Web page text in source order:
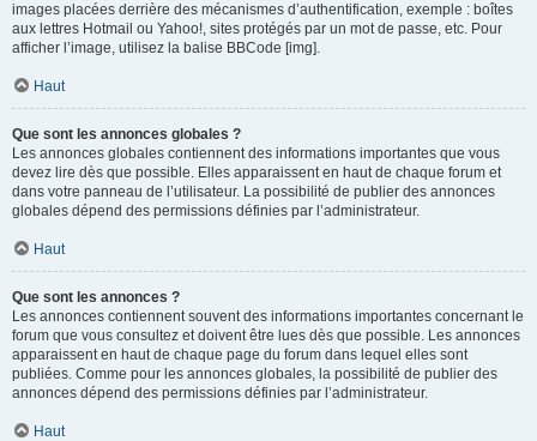
images placées derrière des mécanismes d’authentification, exemple : boîtes
aux lettres Hotmail ou Yahoo!, sites protégés par un mot de passe, etc. Pour
afficher l’image, utilisez la balise BBCode [img].
Haut
Que sont les annonces globales ?
Les annonces globales contiennent des informations importantes que vous
devez lire dès que possible. Elles apparaissent en haut de chaque forum et
dans votre panneau de l’utilisateur. La possibilité de publier des annonces
globales dépend des permissions définies par l’administrateur.
Haut
Que sont les annonces ?
Les annonces contiennent souvent des informations importantes concernant le
forum que vous consultez et doivent être lues dès que possible. Les annonces
apparaissent en haut de chaque page du forum dans lequel elles sont
publiées. Comme pour les annonces globales, la possibilité de publier des
annonces dépend des permissions définies par l’administrateur.
Haut